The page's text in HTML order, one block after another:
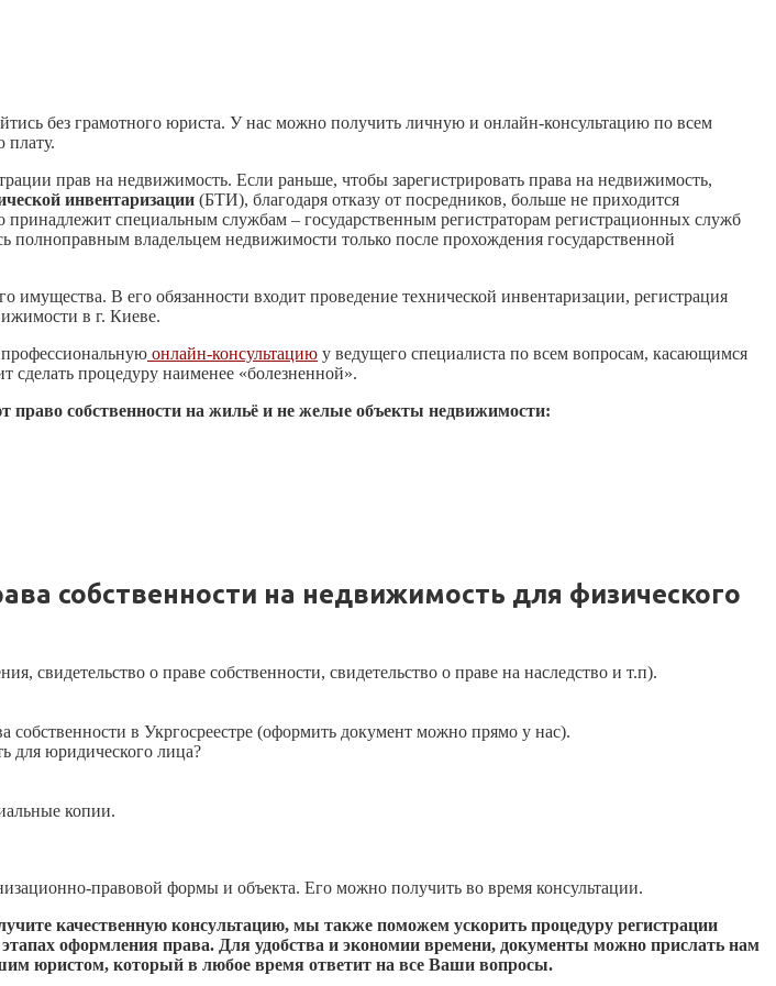
без грамотного юриста. У нас можно получить личную и онлайн-консультацию по всем
плату.
прав на недвижимость. Если раньше, чтобы зарегистрировать права на недвижимость,
инвентаризации (БТИ), благодаря отказу от посредников, больше не приходится
специальным службам – государственным регистраторам регистрационных служб
владельцем недвижимости только после прохождения государственной
В его обязанности входит проведение технической инвентаризации, регистрация
в г. Киеве.
онлайн-консультацию у ведущего специалиста по всем вопросам, касающимся
сделать процедуру наименее «болезненной».
собственности на жильё и не желые объекты недвижимости:
собственности на недвижимость для физического
свидетельство о праве собственности, свидетельство о праве на наследство и т.п).
в Укргосреестре (оформить документ можно прямо у нас).
для юридического лица?
копии.
правовой формы и объекта. Его можно получить во время консультации.
качественную консультацию, мы также поможем ускорить процедуру регистрации
оформления права. Для удобства и экономии времени, документы можно прислать нам
юристом, который в любое время ответит на все Ваши вопросы.